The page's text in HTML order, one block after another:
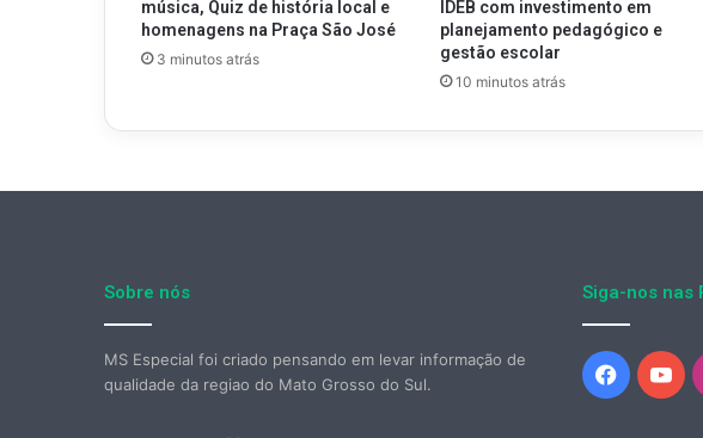
música, Quiz de história local e
homenagens na Praça São José
3 minutos atrás
IDEB com investimento em
planejamento pedagógico e
gestão escolar
10 minutos atrás
Sobre nós
MS Especial foi criado pensando em levar informação de
qualidade da regiao do Mato Grosso do Sul.
Siga-nos nas